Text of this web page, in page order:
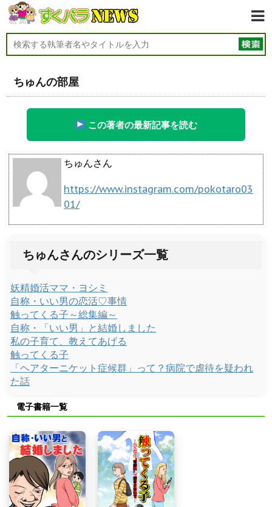
ちゅんの部屋
この著者の最新記事を読む
ちゅんさん
https://www.instagram.com/pokotaro03
01/
ちゅんさんのシリーズ一覧
妖精婚活ママ・ヨシミ
自称・いい男の恋活♡事情
触ってくる子～総集編～
自称・「いい男」と結婚しました
私の子育て、教えてあげる
触ってくる子
「ヘアターニケット症候群」って？病院で虐待を疑われ
た話
電子書籍一覧